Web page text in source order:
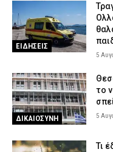
ΕΙΔΗΣΕΙΣ
5
ΔΙΚΑΙΟΣΥΝΗ
το
5
Τι